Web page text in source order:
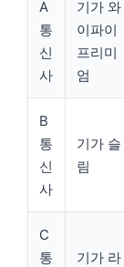
A
통
신
사
기가 와
이파이
프리미
엄
B
통
신
사
기가 슬
림
C
통
기가 라